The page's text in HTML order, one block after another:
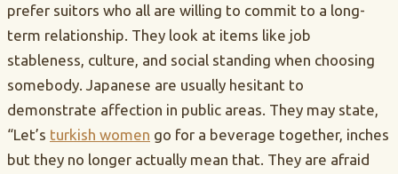
prefer suitors who all are willing to commit to a long-
term relationship. They look at items like job
stableness, culture, and social standing when choosing
somebody. Japanese are usually hesitant to
demonstrate affection in public areas. They may state,
“Let’s turkish women go for a beverage together, inches
but they no longer actually mean that. They are afraid